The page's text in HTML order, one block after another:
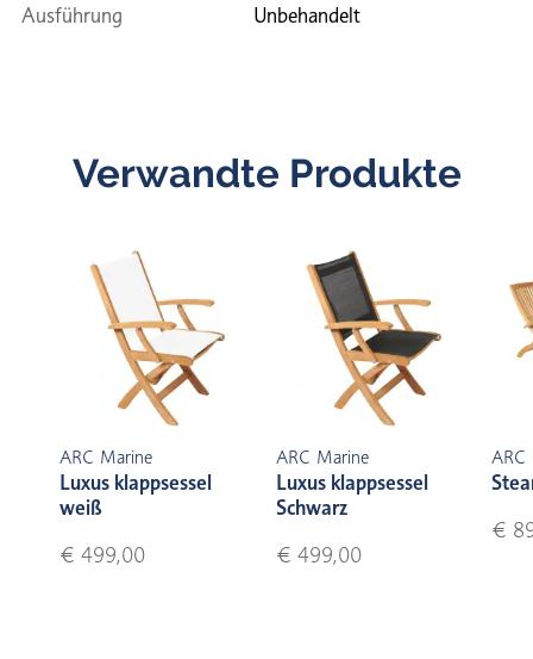
Ausführung Unbehandelt
Verwandte Produkte
ARC Marine
Luxus klappsessel
weiß
€ 499,00
ARC Marine
Luxus klappsessel
Schwarz
€ 499,00
ARC
€